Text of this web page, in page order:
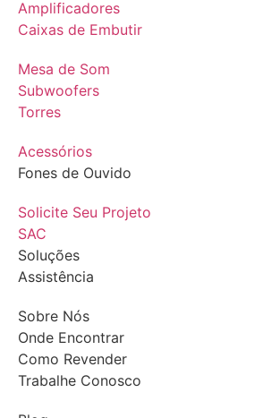
Amplificadores
Caixas de Embutir
Mesa de Som
Subwoofers
Torres
Acessórios
Fones de Ouvido
Solicite Seu Projeto
SAC
Soluções
Assistência
Sobre Nós
Onde Encontrar
Como Revender
Trabalhe Conosco